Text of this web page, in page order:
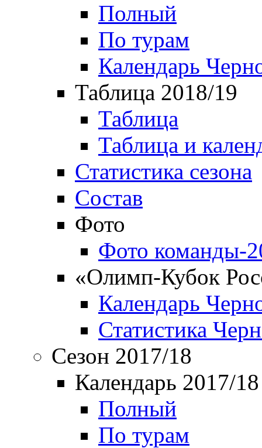
Полный
По турам
Календарь
Таблица 2018/19
Таблица
Таблица и
Статистика сезона
Состав
Фото
Фото команды-
«Олимп-Кубок
Календарь
Статистика
Сезон 2017/18
Календарь 2017/18
Полный
По турам